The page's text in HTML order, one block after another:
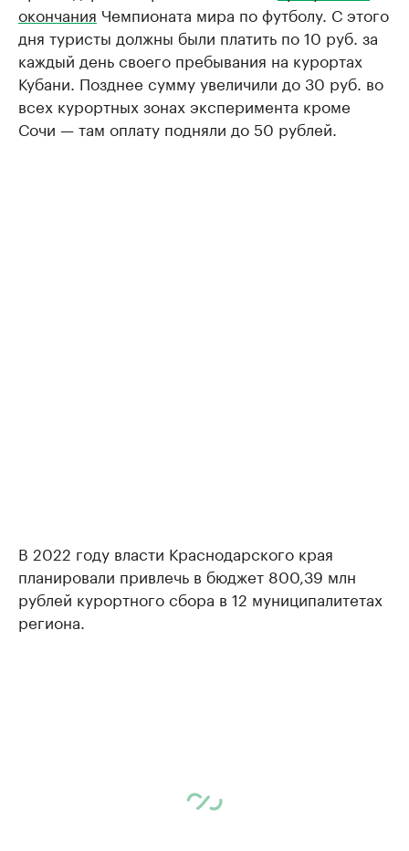
окончания Чемпионата мира по футболу. С этого
дня туристы должны были платить по 10 руб. за
каждый день своего пребывания на курортах
Кубани. Позднее сумму увеличили до 30 руб. во
всех курортных зонах эксперимента кроме
Сочи — там оплату подняли до 50 рублей.
В 2022 году власти Краснодарского края
планировали привлечь в бюджет 800,39 млн
рублей курортного сбора в 12 муниципалитетах
региона.